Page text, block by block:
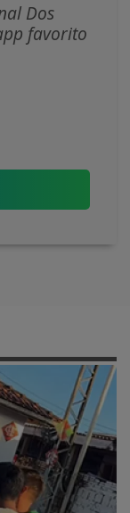
Dos
favorito